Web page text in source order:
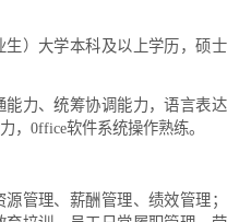
大学本科及以上学历，硕士
、统筹协调能力，语言表达
，0ffice软件系统操作熟练。
理、薪酬管理、绩效管理；